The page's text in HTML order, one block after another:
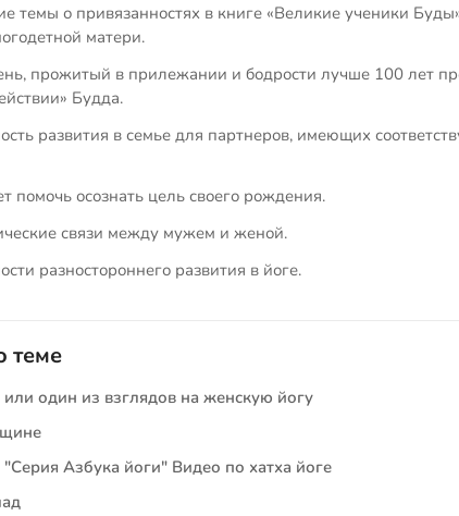
темы о привязанностях в книге «Великие ученики
матери.
прожитый в прилежании и бодрости лучше 100 лет
Будда.
развития в семье для партнеров, имеющих
помочь осознать цель своего рождения.
связи между мужем и женой.
разностороннего развития в йоге.
теме
один из взглядов на женскую йогу
Азбука йоги" Видео по хатха йоге